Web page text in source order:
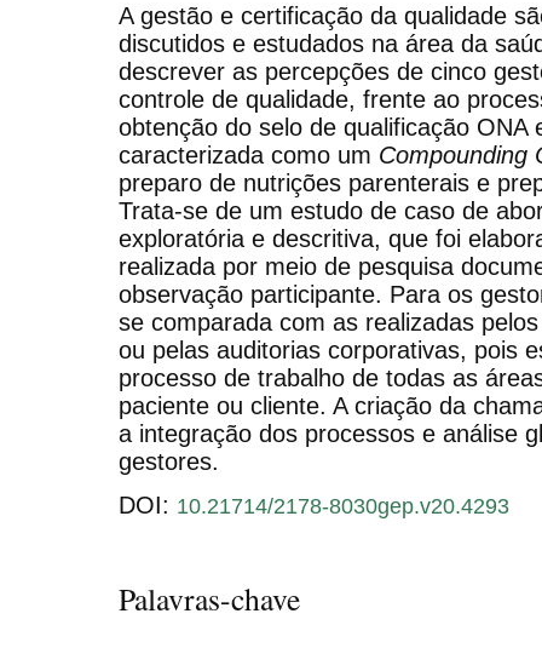
A gestão e certificação da qualidade
discutidos e estudados na área da
descrever as percepções de cinco
controle de qualidade, frente ao
obtenção do selo de qualificação ONA
caracterizada como um Compounding
preparo de nutrições parenterais e
Trata-se de um estudo de caso de
exploratória e descritiva, que foi
realizada por meio de pesquisa
observação participante. Para os
se comparada com as realizadas
ou pelas auditorias corporativas, pois
processo de trabalho de todas as
paciente ou cliente. A criação da
a integração dos processos e análise
gestores.
DOI: 10.21714/2178-8030gep.v20.4293
Palavras-chave